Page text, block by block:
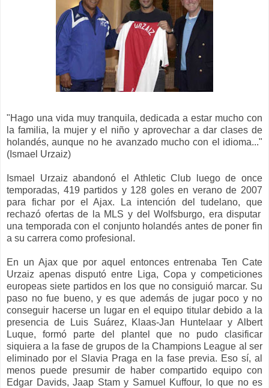
"Hago una vida muy tranquila, dedicada a estar mucho con
la familia, la mujer y el niño y aprovechar a dar clases de
holandés, aunque no he avanzado mucho con el idioma..."
(Ismael Urzaiz)
Ismael Urzaizabandonó el Athletic Club luego de once
temporadas, 419 partidos y 128 goles en verano de 2007
para fichar por el Ajax.
La intención deltudelano, que
rechazó ofertas de la MLS y del Wolfsburgo, era disputar
una temporada con el conjunto holandés antes de poner fin
a su carrera como profesional .
En un Ajax que por aquel entonces entrenaba Ten Cate
Urzaiz apenas disputó entre Liga, Copa y competiciones
europeas siete partidos en los queno consiguió marcar. Su
paso no fue bueno, y es que además de jugar poco yno
conseguir hacerse un lugar en el equipo titulardebido a la
presencia de
Luis Suárez, Klaas-Jan Huntelaar y Albert
Luque, formó parte del plantelque no pudo clasificar
siquiera a la fase de grupos de la Champions League al ser
eliminado por el Slavia Praga en la fase previa. Eso sí, a
menos puede presumir de haber compartido equipo con
Edgar Davids, Jaap Stam y Samuel Kuffour, lo que no es